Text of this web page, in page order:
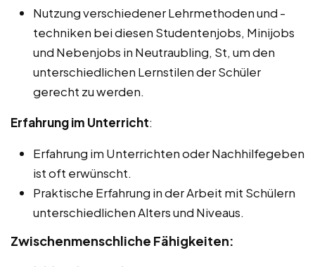
Nutzung verschiedener Lehrmethoden und -
techniken bei diesen Studentenjobs, Minijobs
und Nebenjobs in Neutraubling, St, um den
unterschiedlichen Lernstilen der Schüler
gerecht zu werden.
Erfahrung im Unterricht:
Erfahrung im Unterrichten oder Nachhilfegeben
ist oft erwünscht.
Praktische Erfahrung in der Arbeit mit Schülern
unterschiedlichen Alters und Niveaus.
Zwischenmenschliche Fähigkeiten: